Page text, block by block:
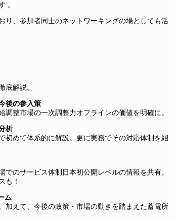
。
り、参加者同士のネットワーキングの場としても活
解説。
後の参入策
調整市場の一次調整力オフラインの価値を明確に。
析
めて体系的に解説。更に実務でその対応体制を紹
でのサービス体制日本初公開レベルの情報を共有。
も！
ム
えて、今後の政策・市場の動きを踏まえた蓄電所